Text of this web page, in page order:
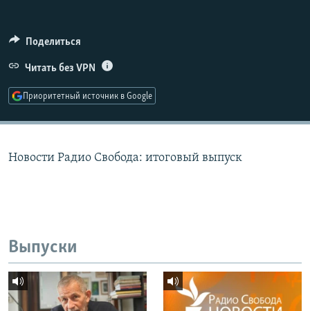
ПОДПИШИТЕСЬ НА РАССЫЛКУ
СОЦИАЛЬНЫЕ СЕТИ
Поделиться
Читать без VPN
Приоритетный источник в Google
Новости Радио Свобода: итоговый выпуск
Выпуски